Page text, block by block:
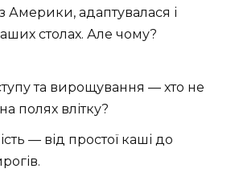
Америки, адаптувалася і
столах. Але чому?
та вирощування — хто не
полях влітку?
— від простої каші до